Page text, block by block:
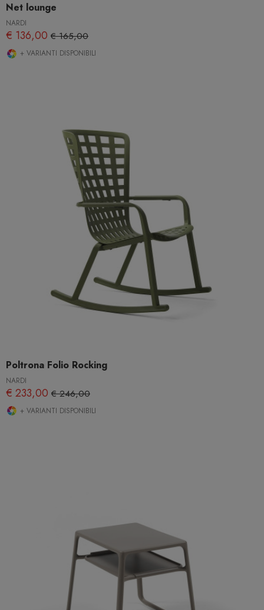
Net lounge
NARDI
€ 136,00 € 165,00
+ VARIANTI DISPONIBILI
Poltrona Folio Rocking
NARDI
€ 233,00 € 246,00
+ VARIANTI DISPONIBILI